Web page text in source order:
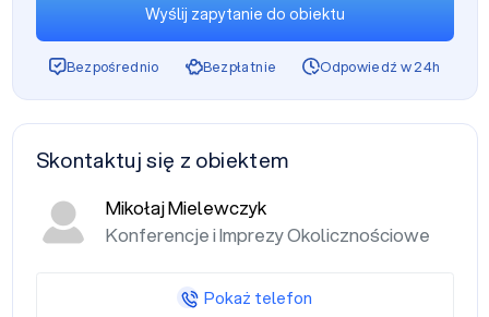
Wyślij zapytanie do obiektu
Bezpośrednio Bezpłatnie Odpowiedź w 24h
Skontaktuj się z obiektem
Mikołaj Mielewczyk
Konferencje i Imprezy Okolicznościowe
Pokaż telefon